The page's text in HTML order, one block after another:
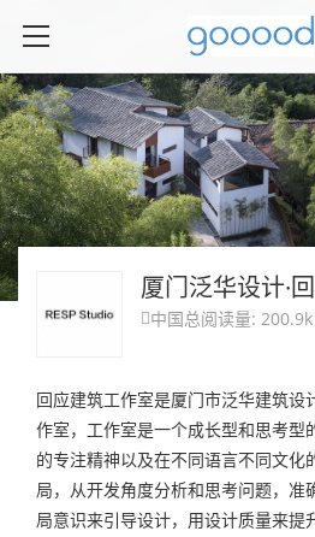
厦门泛华设计·
 中国总阅读量: 200.9k
回应建筑工作室是厦门市泛华建筑设
作室，工作室是一个成长型和思考型
的专注精神以及在不同语言不同文化
局，从开发角度分析和思考问题，准
局意识来引导设计，用设计质量来提